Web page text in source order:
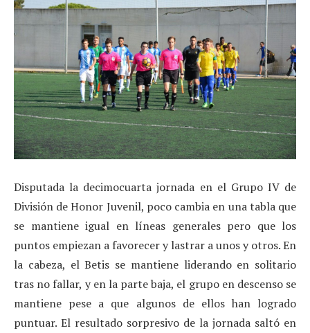
Disputada la decimocuarta jornada en el Grupo IV de
División de Honor Juvenil, poco cambia en una tabla que
se mantiene igual en líneas generales pero que los
puntos empiezan a favorecer y lastrar a unos y otros. En
la cabeza, el Betis se mantiene liderando en solitario
tras no fallar, y en la parte baja, el grupo en descenso se
mantiene pese a que algunos de ellos han logrado
puntuar. El resultado sorpresivo de la jornada saltó en